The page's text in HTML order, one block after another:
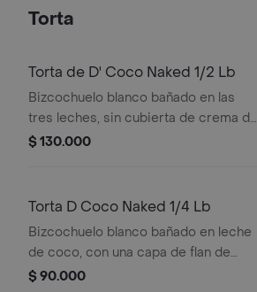
Torta
Torta de D' Coco Naked 1/2 Lb
Bizcochuelo blanco bañado en las
tres leches, sin cubierta de crema de
leche, relleno con salsa de mora;
verificar tamano del producto
impreso en el empaque.
$ 130.000
Torta D Coco Naked 1/4 Lb
Bizcochuelo blanco bañado en leche
de coco, con una capa de flan de
coco y arequipe; decorado con coco
$ 90.000